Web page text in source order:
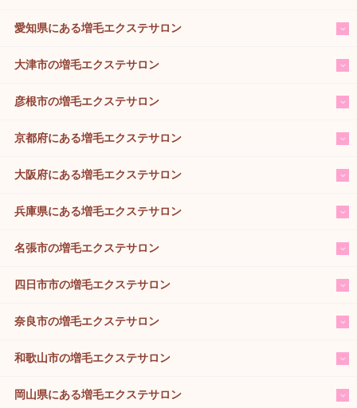
愛知県にある増毛エクステサロン
大津市の増毛エクステサロン
彦根市の増毛エクステサロン
京都府にある増毛エクステサロン
大阪府にある増毛エクステサロン
兵庫県にある増毛エクステサロン
名張市の増毛エクステサロン
四日市市の増毛エクステサロン
奈良市の増毛エクステサロン
和歌山市の増毛エクステサロン
岡山県にある増毛エクステサロン